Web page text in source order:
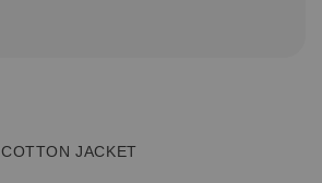
COTTON JACKET